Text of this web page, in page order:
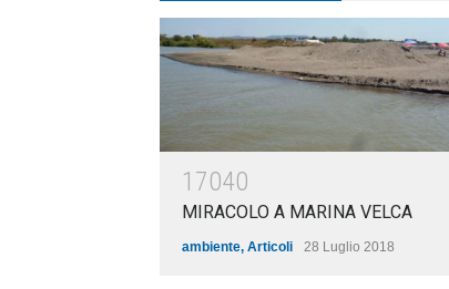
17040
MIRACOLO A MARINA VELCA
ambiente, Articoli 28 Luglio 2018